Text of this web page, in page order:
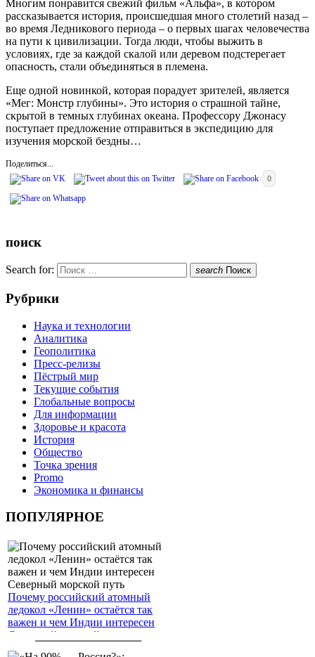
Многим понравится свежий фильм «Альфа», в котором
рассказывается история, происшедшая много столетий назад –
во время Ледникового периода – о первых шагах человечества
на пути к цивилизации. Тогда люди, чтобы выжить в
условиях, где за каждой скалой или деревом подстерегает
опасность, стали объединяться в племена.
Еще одной новинкой, которая порадует зрителей, является
«Мег: Монстр глубины». Это история о страшной тайне,
скрытой в темных глубинах океана. Профессору Джонасу
поступает предложение отправиться в экспедицию для
изучения морской бездны…
Поделиться...
0
поиск
Search for: search Поиск
Рубрики
Наука и технологии
Аналитика
Геополитика
Пресс-релизы
Пёстрый мир
Текущие события
Глобальные вопросы
Для информации
Здоровье и красота
История
Общество
Точка зрения
Promo
Экономика и финансы
ПОПУЛЯРНОЕ
Почему российский атомный
ледокол «Ленин» остаётся так
важен и чем Индии интересен
Северный морской путь